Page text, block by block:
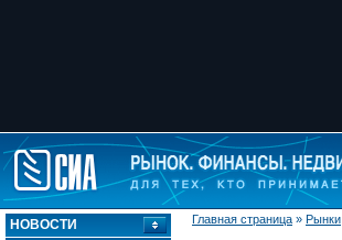
Главная страница » Рынки
НОВОСТИ